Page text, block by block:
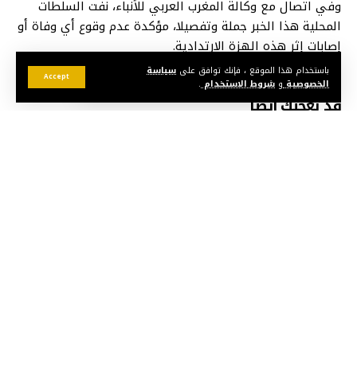
باستخدام هذا الموقع ، فإنك توافق على سياسة
الخصوصيةو شروط الاستخدام.
Accept
وفي اتصال مع وكالة المغرب العربي للأنباء، نفت السلطات
المحلية هذا الخبر جملة وتفصيلا، مؤكدة عدم وقوع أي وفاة أو
إصابات إثر هذه الهزة الارتدادية.
قد يعجبك أيضا